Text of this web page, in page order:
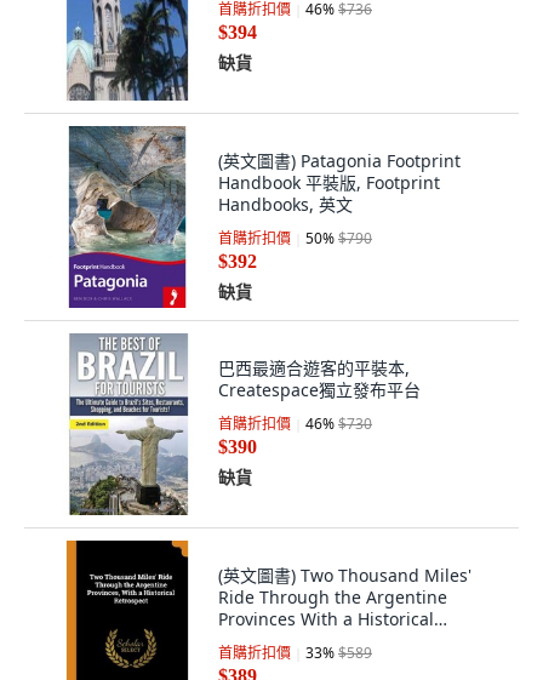
$394
缺貨
(英文圖書) Patagonia Footprint
Handbook 平裝版, Footprint
Handbooks, 英文
首購折扣價 50% $790
$392
缺貨
巴西最適合遊客的平裝本,
Createspace獨立發布平台
首購折扣價 46% $730
$390
缺貨
(英文圖書) Two Thousand Miles'
Ride Through the Argentine
Provinces With a Historical
Retrospect 平裝版, Franklin
Classics, 英文
首購折扣價 33% $589
$389